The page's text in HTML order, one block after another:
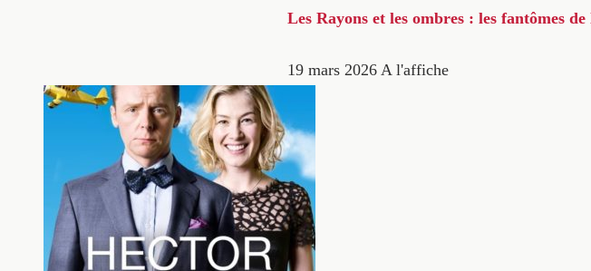
Les Rayons et les ombres : les fantômes
19 mars 2026 A l'affiche